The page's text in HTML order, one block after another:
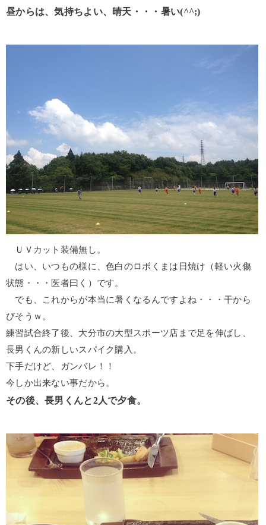
昼からは、気持ちよい、晴天・・・暑い(^^;)
ＵＶカット装備無し。
はい、いつもの様に、色白のロボくまは日焼け（軽い火傷
状態・・・医者曰く）です。
でも、これからが本当に暑くなるんですよね・・・干から
びそうｗ。
練習試合終了後、大分市の大型スポーツ店まで足を伸ばし、
長男くんの新しいスパイク購入。
下手だけど、ガンバレ！！
今しか出来ない事だから。
その後、長男くんと2人で夕食。